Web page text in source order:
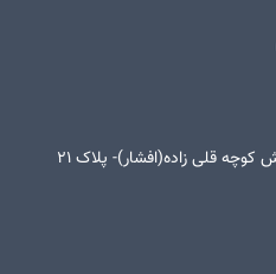
کوچه قلی زاده(افشار)- پلاک ۲۱